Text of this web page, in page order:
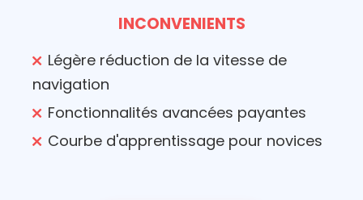
INCONVENIENTS
Légère réduction de la vitesse de
navigation
Fonctionnalités avancées payantes
Courbe d'apprentissage pour novices